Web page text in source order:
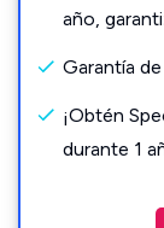
año,
Garantía
¡Obtén
durante 1